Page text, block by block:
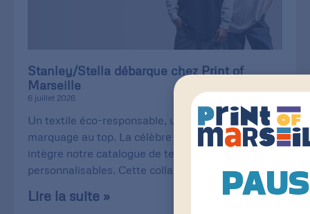
Stanley/Stella débarque chez Print of
Marseille
6 juillet 2026
Un textile éco-responsable, une qualité de
marquage au top. La célèbre Stanley/Stella
intègre notre catalogue de textiles
personnalisables. Cette collaboration
Lire la suite »